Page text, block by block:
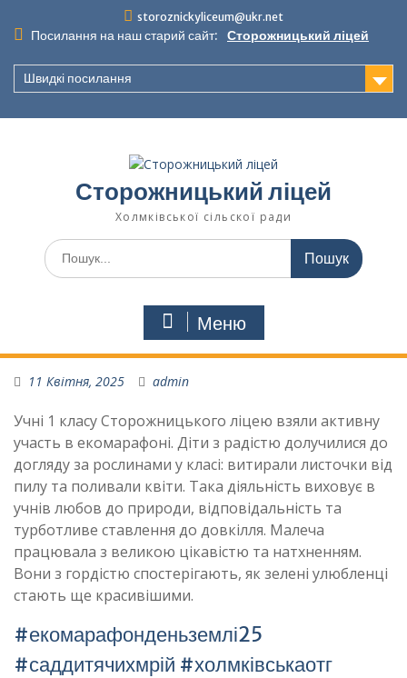
storoznickyliceum@ukr.net
Посилання на наш старий сайт: Сторожницький ліцей
Швидкі посилання
Сторожницький ліцей
Холмківської сільскої ради
Шукати:
Меню
11 Квітня, 2025 admin
Учні 1 класу Сторожницького ліцею взяли активну
участь в екомарафоні. Діти з радістю долучилися до
догляду за рослинами у класі: витирали листочки від
пилу та поливали квіти. Така діяльність виховує в
учнів любов до природи, відповідальність та
турботливе ставлення до довкілля. Малеча
працювала з великою цікавістю та натхненням.
Вони з гордістю спостерігають, як зелені улюбленці
стають ще красивішими.
#екомарафонденьземлі25
#саддитячихмрій #холмківськаотг